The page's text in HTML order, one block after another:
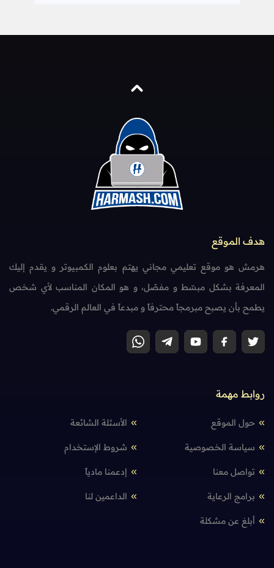
هدف الموقع
هرمش هو موقع تعليمي مجاني يهتم بعلوم الكمبيوتر و يقدم إليك
المعرفة بشكل مبسّط و مفصّل، و هو المكان المناسب لأي شخص
يطمح بأن يصبح مبرمجاً محترفاً و مبدعاً في العالم الرقمي.
روابط مهمة
حول الموقع الأسئلة الشائعة
سياسة الخصوصية شروط الإستخدام
تواصل معنا إدعمنا مادياً
برامج الرعاية الداعمين لنا
أبلغ عن مشكلة